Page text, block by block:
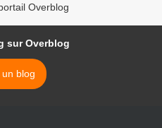
Overblog
sur Overblog
blog